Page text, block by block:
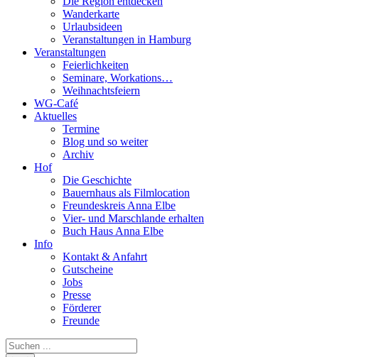
Wanderkarte
Urlaubsideen
Veranstaltungen in Hamburg
Veranstaltungen
Feierlichkeiten
Seminare, Workations…
Weihnachtsfeiern
WG-Café
Aktuelles
Termine
Blog und so weiter
Archiv
Hof
Die Geschichte
Bauernhaus als Filmlocation
Freundeskreis Anna Elbe
Vier- und Marschlande erhalten
Buch Haus Anna Elbe
Info
Kontakt & Anfahrt
Gutscheine
Jobs
Presse
Förderer
Freunde
Search: